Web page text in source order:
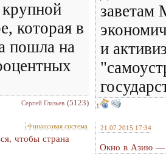
которая в
пошла на
Сергей Глазьев (5123)
и
1
Финансовая система
чтобы страна
21.07.2015 17:34
Окно в Азию —